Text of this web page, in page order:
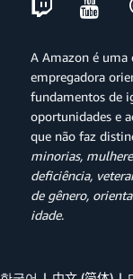
A Amazon é uma
empregadora
fundamentos de
oportunidades e
que não faz
minorias,
deficiência,
de gênero,
idade.